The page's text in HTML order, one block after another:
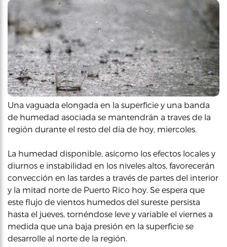
Una vaguada elongada en la superficie y una banda
de humedad asociada se mantendrán a traves de la
región durante el resto del día de hoy, miercoles.
La humedad disponible, asícomo los efectos locales y
diurnos e instabilidad en los niveles altos, favorecerán
convección en las tardes a través de partes del interior
y la mitad norte de Puerto Rico hoy. Se espera que
este flujo de vientos humedos del sureste persista
hasta el jueves, tornéndose leve y variable el viernes a
medida que una baja presión en la superficie se
desarrolle al norte de la región.